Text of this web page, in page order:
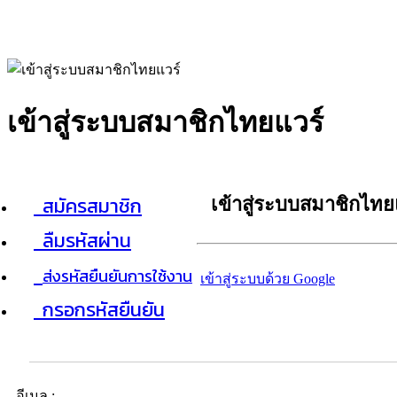
เข้าสู่ระบบสมาชิกไทยแวร์
สมัครสมาชิก
ลืมรหัสผ่าน
ส่งรหัสยืนยันการใช้งาน
กรอกรหัสยืนยัน
เข้าสู่ระบบสมาชิกไท
เข้าสู่ระบบด้วย Google